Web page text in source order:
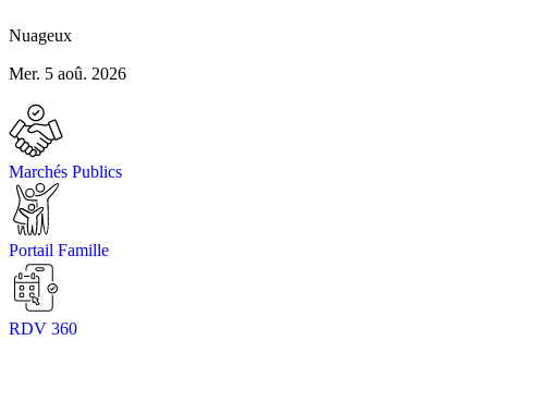
Nuageux
Mer. 5 aoû. 2026
Marchés Publics
Portail Famille
RDV 360